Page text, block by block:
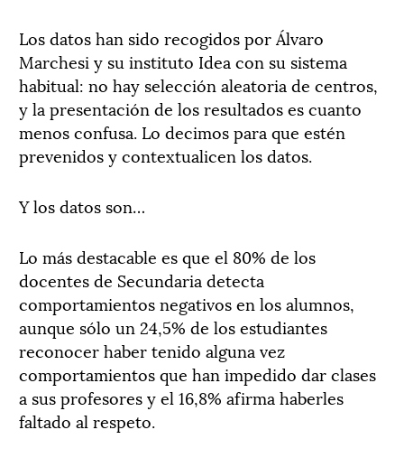
Los datos han sido recogidos por Álvaro
Marchesi y su instituto Idea con su sistema
habitual: no hay selección aleatoria de centros,
y la presentación de los resultados es cuanto
menos confusa. Lo decimos para que estén
prevenidos y contextualicen los datos.
Y los datos son…
Lo más destacable es que el 80% de los
docentes de Secundaria detecta
comportamientos negativos en los alumnos,
aunque sólo un 24,5% de los estudiantes
reconocer haber tenido alguna vez
comportamientos que han impedido dar clases
a sus profesores y el 16,8% afirma haberles
faltado al respeto.